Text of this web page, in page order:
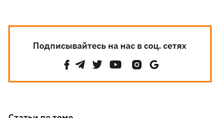
Подписывайтесь на нас в соц. сетях